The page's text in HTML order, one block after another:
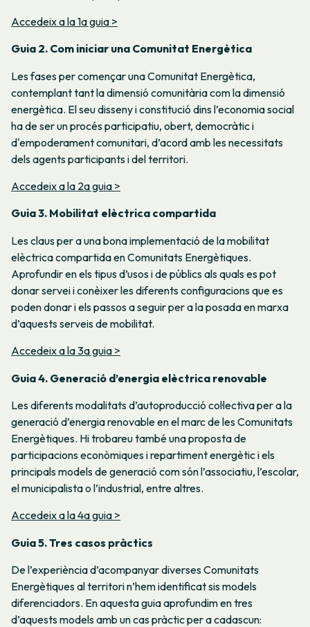
Accedeix a la 1a guia >
Guia 2. Com iniciar una Comunitat Energètica
Les fases per començar una Comunitat Energètica,
contemplant tant la dimensió comunitària com la dimensió
energètica. El seu disseny i constitució dins l’economia social
ha de ser un procés participatiu, obert, democràtic i
d'empoderament comunitari, d’acord amb les necessitats
dels agents participants i del territori.
Accedeix a la 2a guia >
Guia 3. Mobilitat elèctrica compartida
Les claus per a una bona implementació de la mobilitat
elèctrica compartida en Comunitats Energètiques.
Aprofundir en els tipus d’usos i de públics als quals es pot
donar servei i conèixer les diferents configuracions que es
poden donar i els passos a seguir per a la posada en marxa
d’aquests serveis de mobilitat.
Accedeix a la 3a guia >
Guia 4. Generació d’energia elèctrica renovable
Les diferents modalitats d’autoproducció col·lectiva per a la
generació d’energia renovable en el marc de les Comunitats
Energètiques. Hi trobareu també una proposta de
participacions econòmiques i repartiment energètic i els
principals models de generació com són l’associatiu, l’escolar,
el municipalista o l’industrial, entre altres.
Accedeix a la 4a guia >
Guia 5. Tres casos pràctics
De l’experiència d’acompanyar diverses Comunitats
Energètiques al territori n’hem identificat sis models
diferenciadors. En aquesta guia aprofundim en tres
d’aquests models amb un cas pràctic per a cadascun: